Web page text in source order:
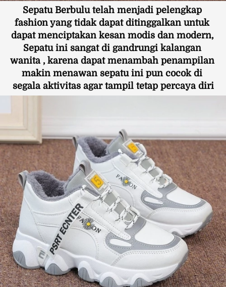
Sepatu Berbulu telah menjadi pelengkap
fashion yang tidak dapat ditinggalkan untuk
dapat menciptakan kesan modis dan modern,
Sepatu ini sangat di gandrungi kalangan
wanita , karena dapat menambah penampilan
makin menawan sepatu ini pun cocok di
segala aktivitas agar tampil tetap percaya diri